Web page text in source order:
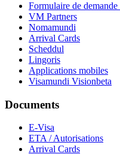
Formulaire de
VM Partners
Nomamundi
Arrival Cards
Scheddul
Lingoris
Applications mobiles
Visamundi Visionbeta
Documents
E-Visa
ETA / Autorisations
Arrival Cards